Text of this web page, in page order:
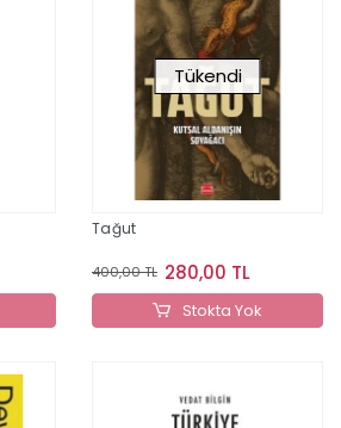
Tükendi
Tağut
400,00 TL 280,00 TL
Stokta Yok